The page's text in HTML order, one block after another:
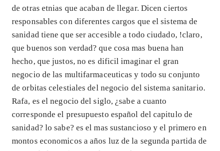
de otras etnias que acaban de llegar. Dicen ciertos
responsables con diferentes cargos que el sistema de
sanidad tiene que ser accesible a todo ciudado, !claro,
que buenos son verdad? que cosa mas buena han
hecho, que justos, no es dificil imaginar el gran
negocio de las multifarmaceuticas y todo su conjunto
de orbitas celestiales del negocio del sistema sanitario.
Rafa, es el negocio del siglo, ¿sabe a cuanto
corresponde el presupuesto español del capitulo de
sanidad? lo sabe? es el mas sustancioso y el primero en
montos economicos a años luz de la segunda partida de